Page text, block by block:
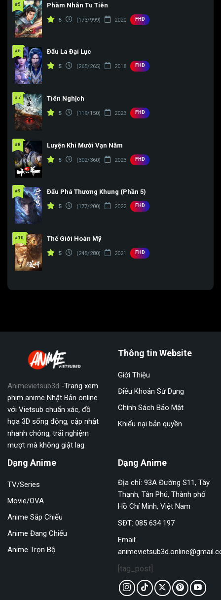
#5 Phàm Nhân Tu Tiên
5 (173/999) 2020 FHD
#6 Đấu La Đại Lục
5 (265/265) 2018 FHD
#7 Tiên Nghịch
5 (119/150) 2023 FHD
#8 Luyện Khí Mười Vạn Năm
5 (302/360) 2023 FHD
#9 Đấu Phá Thương Khung (Phần 5)
5 (177/200) 2022 FHD
#10 Thế Giới Hoàn Mỹ
5 (245/280) 2021 FHD
Animevietsub3d -Trang xem
phim anime Nhật Bản online
với Vietsub chuẩn xác, đồ
họa 3D sống động, cập nhật
nhanh chóng, trải nghiệm
mượt mà không giật lag.
Thông tin Website
Giới Thiệu
Điều Khoản Sử Dụng
Chính Sách Bảo Mật
Khiếu nại bản quyền
Dạng Anime
TV/Series
Movie/OVA
Anime Sắp Chiếu
Anime Đang Chiếu
Anime Trọn Bộ
Dạng Anime
Địa chỉ: 93A Đường S11, Tây
Thạnh, Tân Phú, Thành phố
Hồ Chí Minh, Việt Nam
SĐT: 085 634 197
Email:
[tag_post]